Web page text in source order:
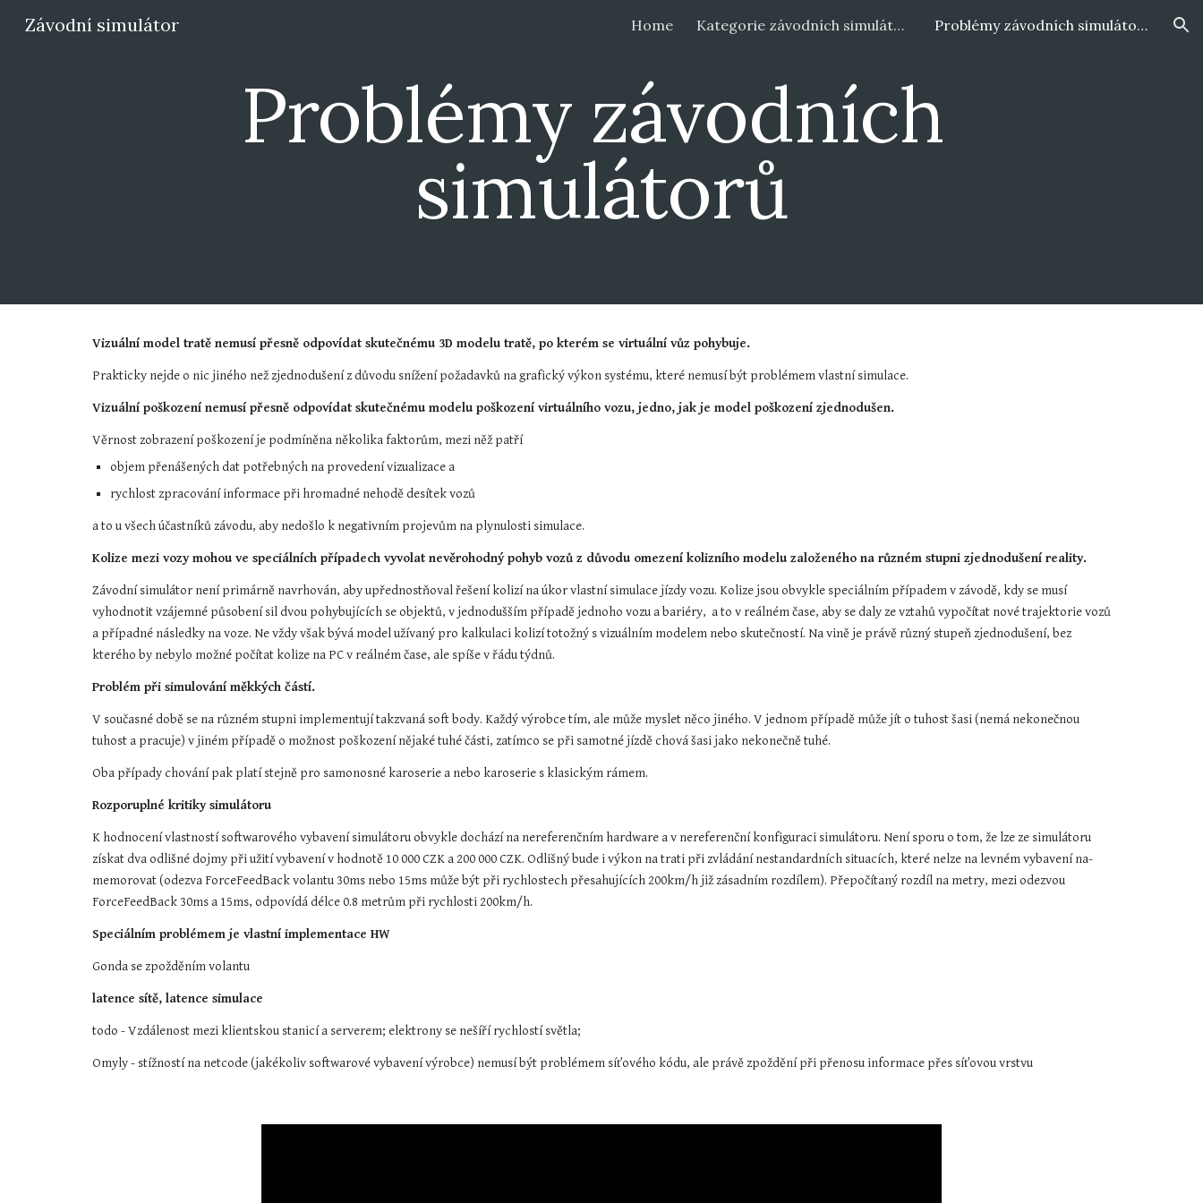
Skip to navigation
Závodní simulátor Home Kategorie závodních simulátorů Problémy závodních simulátorů
Problémy závodních
simulátorů
Vizuální model tratě nemusí přesně odpovídat skutečnému 3D modelu tratě, po kterém se virtuální vůz pohybuje.
Prakticky nejde o nic jiného než zjednodušení z důvodu snížení požadavků na grafický výkon systému, které nemusí být problémem vlastní simulace.
Vizuální poškození nemusí přesně odpovídat skutečnému modelu poškození virtuálního vozu, jedno, jak je model poškození zjednodušen.
Věrnost zobrazení poškození je podmíněna několika faktorům, mezi něž patří
objem přenášených dat potřebných na provedení vizualizace a
rychlost zpracování informace při hromadné nehodě desítek vozů
a to u všech účastníků závodu, aby nedošlo k negativním projevům na plynulosti simulace.
Kolize mezi vozy mohou ve speciálních případech vyvolat nevěrohodný pohyb vozů z důvodu omezení kolizního modelu založeného na různém stupni zjednodušení reality.
Závodní simulátor není primárně navrhován, aby upřednostňoval řešení kolizí na úkor vlastní simulace jízdy vozu. Kolize jsou obvykle speciálním případem v závodě, kdy se musí
vyhodnotit vzájemné působení sil dvou pohybujících se objektů, v jednodušším případě jednoho vozu a bariéry,  a to v reálném čase, aby se daly ze vztahů vypočítat nové trajektorie vozů
a případné následky na voze. Ne vždy však bývá model užívaný pro kalkulaci kolizí totožný s vizuálním modelem nebo skutečností. Na vině je právě různý stupeň zjednodušení, bez
kterého by nebylo možné počítat kolize na PC v reálném čase, ale spíše v řádu týdnů.
Problém při simulování měkkých částí.
V současné době se na různém stupni implementují takzvaná soft body. Každý výrobce tím, ale může myslet něco jiného. V jednom případě může jít o tuhost šasi (nemá nekonečnou
tuhost a pracuje) v jiném případě o možnost poškození nějaké tuhé části, zatímco se při samotné jízdě chová šasi jako nekonečně tuhé.
Oba případy chování pak platí stejně pro samonosné karoserie a nebo karoserie s klasickým rámem.
Rozporuplné kritiky simulátoru
K hodnocení vlastností softwarového vybavení simulátoru obvykle dochází na nereferenčním hardware a v nereferenční konfiguraci simulátoru. Není sporu o tom, že lze ze simulátoru
získat dva odlišné dojmy při užití vybavení v hodnotě 10 000 CZK a 200 000 CZK. Odlišný bude i výkon na trati při zvládání nestandardních situacích, které nelze na levném vybavení na-
memorovat (odezva ForceFeedBack volantu 30ms nebo 15ms může být při rychlostech přesahujících 200km/h již zásadním rozdílem). Přepočítaný rozdíl na metry, mezi odezvou
ForceFeedBack 30ms a 15ms, odpovídá délce 0.8 metrům při rychlosti 200km/h.
Speciálním problémem je vlastní implementace HW
Gonda se zpožděním volantu
latence sítě, latence simulace
todo - Vzdálenost mezi klientskou stanicí a serverem; elektrony se nešíří rychlostí světla;
Omyly - stížností na netcode (jakékoliv softwarové vybavení výrobce) nemusí být problémem síťového kódu, ale právě zpoždění při přenosu informace přes síťovou vrstvu